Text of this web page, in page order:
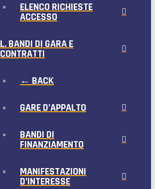
ELENCO RICHIESTE
ACCESSO
L. BANDI DI GARA E
CONTRATTI
← BACK
GARE D’APPALTO
BANDI DI
FINANZIAMENTO
MANIFESTAZIONI
D’INTERESSE